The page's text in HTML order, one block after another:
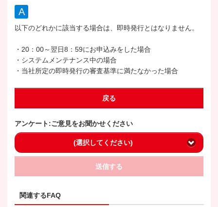
以下のどれかに該当する場合は、即時発行とはなりません。
・20：00～翌日8：59にお申込みをした場合
・システムメンテナンス中の場合
・当社所定の即時発行の審査基準に満たなかった場合
戻る
アンケート:ご意見をお聞かせください
(選択してください)
送信する
関連するFAQ